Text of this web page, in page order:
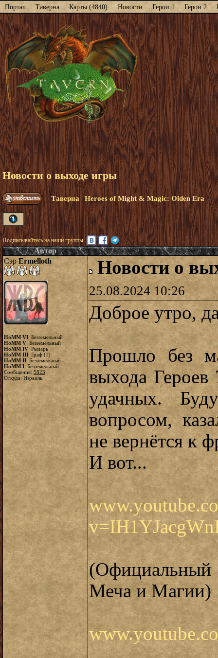
Портал Таверна Карты (4840) Новости Герои 1 Герои 2
Новости о выходе игры
Таверна |Heroes of Might & Magic: Olden Era
Подписывайтесь на наши группы:
Автор
Сэр Ermelloth
HoMM VI: Безземельный
HoMM V: Безземельный
HoMM IV: Рыцарь
HoMM III: Граф (1)
HoMM II: Безземельный
HoMM I: Безземельный
Сообщения: 5823
Откуда: Израиль
Новости о
25.08.2024 10:26
Доброе утро,
Прошло без
выхода
удачных.
вопросом,
не вернётся к
И вот...
Меча и Магии)